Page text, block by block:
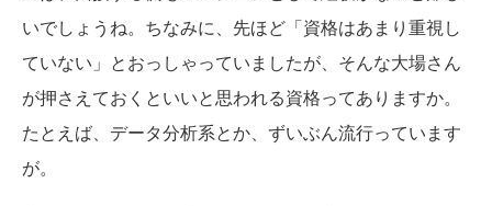
いでしょうね。ちなみに、先ほど「資格はあまり重視し
ていない」とおっしゃっていましたが、そんな大場さん
が押さえておくといいと思われる資格ってありますか。
たとえば、データ分析系とか、ずいぶん流行っています
が。